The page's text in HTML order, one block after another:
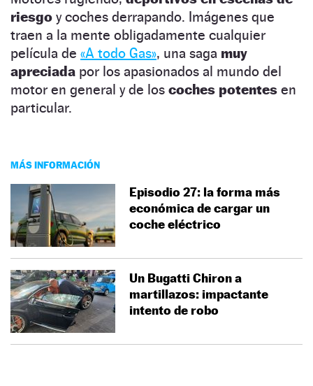
riesgo y coches derrapando. Imágenes que
traen a la mente obligadamente cualquier
película de «A todo Gas», una saga muy
apreciada por los apasionados al mundo del
motor en general y de los coches potentes en
particular.
MÁS INFORMACIÓN
Episodio 27: la forma más
económica de cargar un
coche eléctrico
Un Bugatti Chiron a
martillazos: impactante
intento de robo